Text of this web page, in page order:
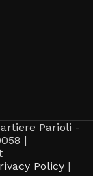
Parioli -
|
Policy|